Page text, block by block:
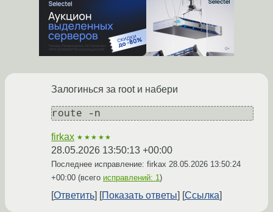
Залогинься за root и набери
route -n
firkax ★★★★★
28.05.2026 13:50:13 +00:00
Последнее исправление: firkax 28.05.2026 13:50:24
+00:00 (всего исправлений: 1)
Ответить Показать ответы Ссылка